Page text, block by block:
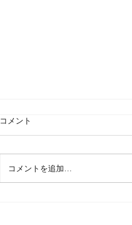
コメント
コメントを追加…